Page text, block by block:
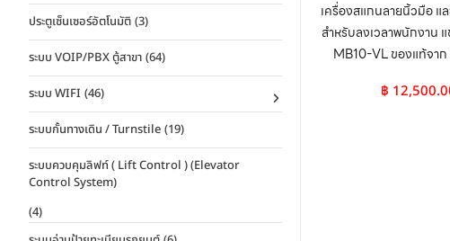
ประตูเซ็นเซอร์อัตโนมัติ (3)
ระบบ VOIP/PBX ตู้สาขา (64)
ระบบ WIFI (46)
ระบบกั้นทางเดิน / Turnstile (19)
ระบบควบคุมลิฟท์ ( Lift Control ) (Elevator
Control System)
(4)
เครื่องสแกนลายนิ้วมือ แ
สำหรับลงเวลาพนักงาน แ
MB10-VL ของแท้จา
฿